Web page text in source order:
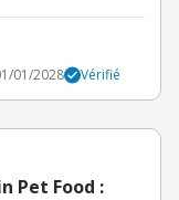
01/2028 Vérifié
Pet Food :